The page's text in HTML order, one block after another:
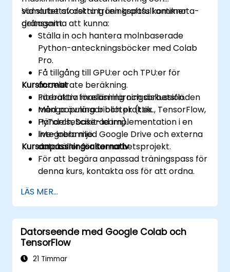
samarbetsforskning i en kraftfull antiknota-
gränssnitt.
Vid slutet av detta träningspass kommer
deltagarna att kunna:
Ställa in och hantera molnbaserade
Python-anteckningsböcker med Colab
Pro.
Få tillgång till GPU:er och TPU:er för
accelerate beräkning.
Förbättra maskininlärningsarbetsflöden
med populära bibliotek (t.ex., TensorFlow,
PyTorch, Scikit-learn).
Integrera med Google Drive och externa
datakällor för samarbetsprojekt.
Kursformat
Interaktiv föreläsning och diskussion.
Många övningar och praktik.
Händelsebaserad implementation i en
live-labbmiljö.
Kursanpassningsalternativ
För att begära anpassad träningspass för
denna kurs, kontakta oss för att ordna.
LÄS MER...
Datorseende med Google Colab och
TensorFlow
21 Timmar